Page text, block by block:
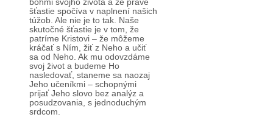
bohmi svojho života a že pravé
šťastie spočíva v naplnení našich
túžob. Ale nie je to tak. Naše
skutočné šťastie je v tom, že
patríme Kristovi – že môžeme
kráčať s Ním, žiť z Neho a učiť
sa od Neho. Ak mu odovzdáme
svoj život a budeme Ho
nasledovať, staneme sa naozaj
Jeho učeníkmi – schopnými
prijať Jeho slovo bez analýz a
posudzovania, s jednoduchým
srdcom.